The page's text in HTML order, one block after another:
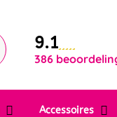
9.1
386
Accessoires
Krijg
Chat